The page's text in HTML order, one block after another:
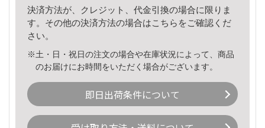
決済方法が、クレジット、代金引換の場合に限りま
す。その他の決済方法の場合はこちら をご確認くだ
さい。
※土・日・祝日の注文の場合や在庫状況によって、商品
のお届けにお時間をいただく場合がございます。
即日出荷条件について